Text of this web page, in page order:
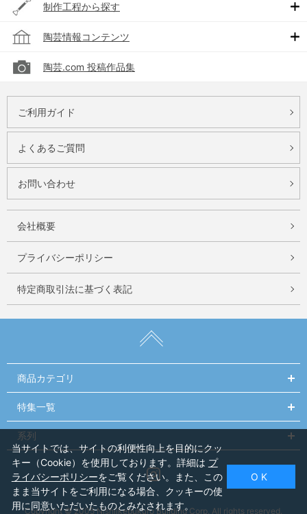
制作工程から探す
陶芸情報コンテンツ
陶芸.com 投稿作品集
ご利用ガイド
よくあるご質問
お問い合わせ
会社概要
プライバシーポリシー
特定商取引法に基づく表記
商品カテゴリ
特集一覧
系列
Instagram
Copyright © 2005 Nishiikebukuro Building Corp. All rights reserved.
当サイトでは、サイトの利便性向上を目的にクッ
キー（Cookie）を使用しております。詳細は プ
ライバシーポリシーをご覧ください。また、この
まま当サイトをご利用になる場合、クッキーの使
用に同意いただいたものとみなされます。
O K